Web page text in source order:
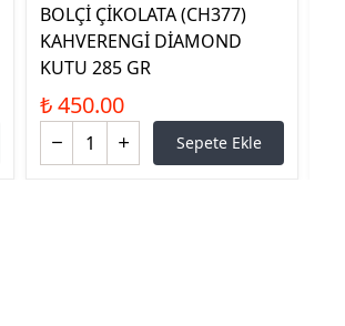
BOLÇİ ÇİKOLATA (CH377)
KAHVERENGİ DİAMOND
KUTU 285 GR
₺ 450.00
Sepete Ekle